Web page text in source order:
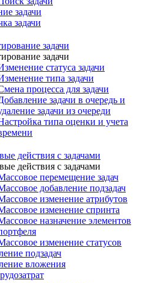
задачи
задачи
задачи
задачи
статуса задачи
типа задачи
процесса для задачи
задачи в очередь и
задачи из очереди
типа оценки и учета
действия с задачами
действия с задачами
перемещение задач
добавление подзадач
изменение атрибутов
изменение спринта
назначение элементов
изменение статусов
подзадач
вложения